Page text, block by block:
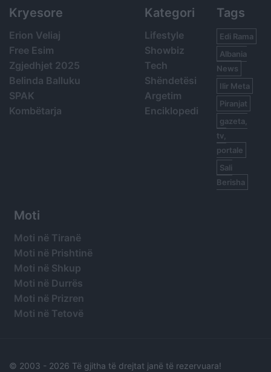
Kryesore
Erion Veliaj
Free Esim
Zgjedhjet 2025
Belinda Balluku
SPAK
Kombëtarja
Kategori
Lifestyle
Showbiz
Tech
Shëndetësi
Argetim
Enciklopedi
Tags
Edi Rama
Albania
News
Ilir Meta
Piranjat
gazeta,
tv,
portale
Sali
Berisha
Moti
Moti në Tiranë
Moti në Prishtinë
Moti në Shkup
Moti në Durrës
Moti në Prizren
Moti në Tetovë
© 2003 - 2026 Të gjitha të drejtat janë të rezervuara!